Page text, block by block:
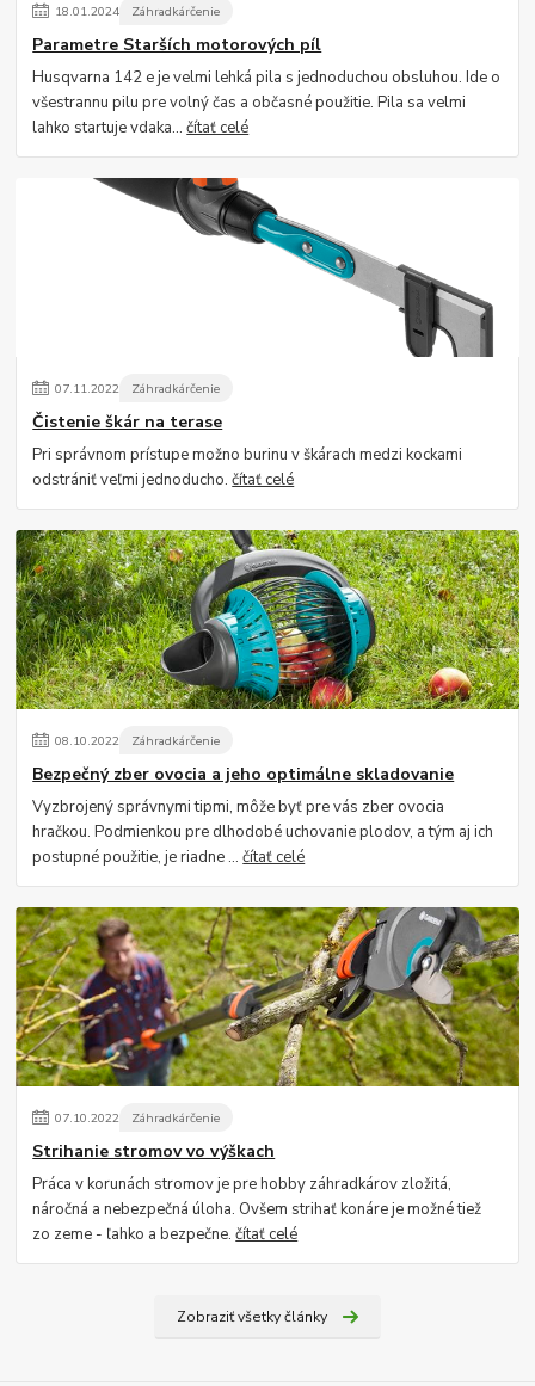
18.01.2024 Záhradkárčenie
Parametre Starších motorových píl
Husqvarna 142 e je velmi lehká pila s jednoduchou obsluhou. Ide o
všestrannu pilu pre volný čas a občasné použitie. Pila sa velmi
lahko startuje vdaka...čítať celé
07.11.2022 Záhradkárčenie
Čistenie škár na terase
Pri správnom prístupe možno burinu v škárach medzi kockami
odstrániť veľmi jednoducho.čítať celé
08.10.2022 Záhradkárčenie
Bezpečný zber ovocia a jeho optimálne skladovanie
Vyzbrojený správnymi tipmi, môže byť pre vás zber ovocia
hračkou. Podmienkou pre dlhodobé uchovanie plodov, a tým aj ich
postupné použitie, je riadne ...čítať celé
07.10.2022 Záhradkárčenie
Strihanie stromov vo výškach
Práca v korunách stromov je pre hobby záhradkárov zložitá,
náročná a nebezpečná úloha. Ovšem strihať konáre je možné tiež
zo zeme - ľahko a bezpečne.čítať celé
Zobraziť všetky články